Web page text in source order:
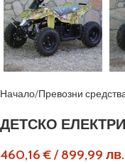
Начало Превозни
ДЕТСКО
460,16€/899,99 лв.